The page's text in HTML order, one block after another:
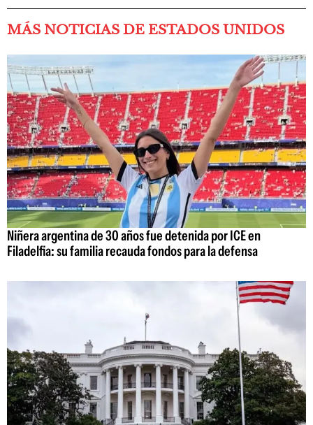
MÁS NOTICIAS DE ESTADOS UNIDOS
Niñera argentina de 30 años fue detenida por ICE en
Filadelfia: su familia recauda fondos para la defensa